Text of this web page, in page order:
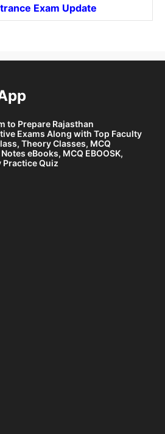
Exam Update
to Prepare Rajasthan
Exams Along with Top Faculty
Theory Classes, MCQ
eBooks, MCQ EBOOSK,
Practice Quiz